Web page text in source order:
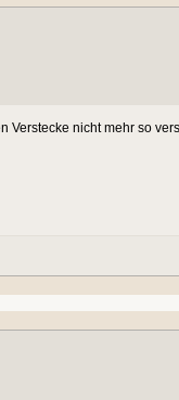
Verstecke nicht mehr so